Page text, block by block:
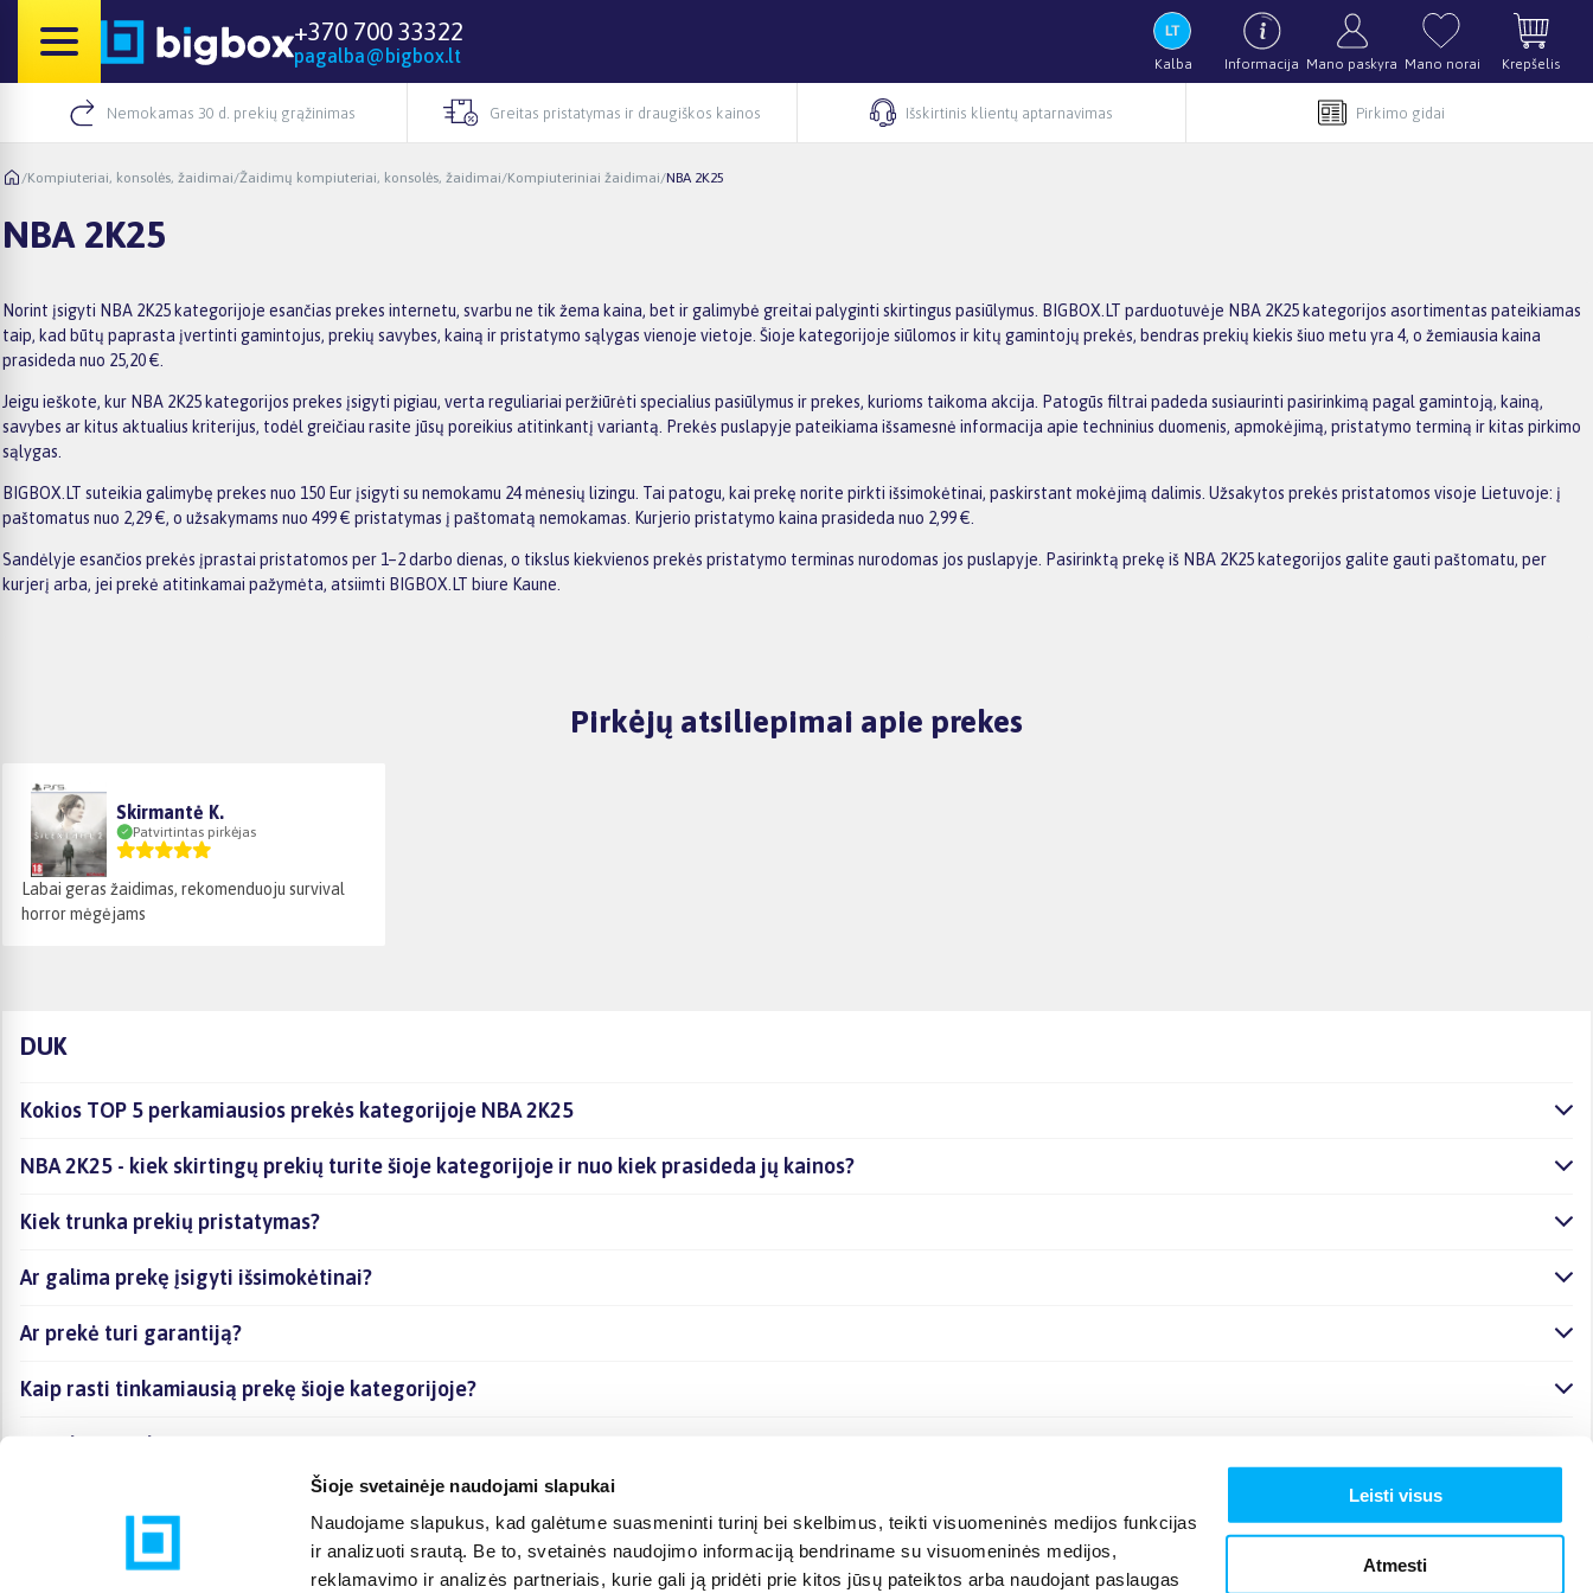
Šioje svetainėje naudojami slapukai
Naudojame slapukus, kad galėtume suasmeninti turinį bei skelbimus, teikti visuomeninės medijos funkcijas
ir analizuoti srautą. Be to, svetainės naudojimo informaciją bendriname su visuomeninės medijos,
reklamavimo ir analizės partneriais, kurie gali ją pridėti prie kitos jūsų pateiktos arba naudojant paslaugas
Leisti visus
Atmesti
+370 700 33322
pagalba@bigbox.lt Kalba Informacija Mano paskyra Mano norai Krepšelis
Nemokamas 30 d. prekių grąžinimas Greitas pristatymas ir draugiškos kainos Išskirtinis klientų aptarnavimas Pirkimo gidai
/Kompiuteriai, konsolės, žaidimai/Žaidimų kompiuteriai, konsolės, žaidimai/Kompiuteriniai žaidimai/NBA 2K25
NBA 2K25
Norint įsigyti NBA 2K25 kategorijoje esančias prekes internetu, svarbu ne tik žema kaina, bet ir galimybė greitai palyginti skirtingus pasiūlymus. BIGBOX.LT parduotuvėje NBA 2K25 kategorijos asortimentas pateikiamas
taip, kad būtų paprasta įvertinti gamintojus, prekių savybes, kainą ir pristatymo sąlygas vienoje vietoje. Šioje kategorijoje siūlomos ir kitų gamintojų prekės, bendras prekių kiekis šiuo metu yra 4, o žemiausia kaina
prasideda nuo 25,20 €.
Jeigu ieškote, kur NBA 2K25 kategorijos prekes įsigyti pigiau, verta reguliariai peržiūrėti specialius pasiūlymus ir prekes, kurioms taikoma akcija. Patogūs filtrai padeda susiaurinti pasirinkimą pagal gamintoją, kainą,
savybes ar kitus aktualius kriterijus, todėl greičiau rasite jūsų poreikius atitinkantį variantą. Prekės puslapyje pateikiama išsamesnė informacija apie techninius duomenis, apmokėjimą, pristatymo terminą ir kitas pirkimo
sąlygas.
BIGBOX.LT suteikia galimybę prekes nuo 150 Eur įsigyti su nemokamu 24 mėnesių lizingu. Tai patogu, kai prekę norite pirkti išsimokėtinai, paskirstant mokėjimą dalimis. Užsakytos prekės pristatomos visoje Lietuvoje: į
paštomatus nuo 2,29 €, o užsakymams nuo 499 € pristatymas į paštomatą nemokamas. Kurjerio pristatymo kaina prasideda nuo 2,99 €.
Sandėlyje esančios prekės įprastai pristatomos per 1–2 darbo dienas, o tikslus kiekvienos prekės pristatymo terminas nurodomas jos puslapyje. Pasirinktą prekę iš NBA 2K25 kategorijos galite gauti paštomatu, per
kurjerį arba, jei prekė atitinkamai pažymėta, atsiimti BIGBOX.LT biure Kaune.
Pirkėjų atsiliepimai apie prekes
Skirmantė K.
Patvirtintas pirkėjas
Labai geras žaidimas, rekomenduoju survival
horror mėgėjams
DUK
Kokios TOP 5 perkamiausios prekės kategorijoje NBA 2K25
NBA 2K25 - kiek skirtingų prekių turite šioje kategorijoje ir nuo kiek prasideda jų kainos?
Kiek trunka prekių pristatymas?
Ar galima prekę įsigyti išsimokėtinai?
Ar prekė turi garantiją?
Kaip rasti tinkamiausią prekę šioje kategorijoje?
Ar galima prekę atsiimti vietoje?